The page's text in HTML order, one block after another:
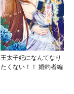
王太子妃になんてなり
たくない！！ 婚約者編